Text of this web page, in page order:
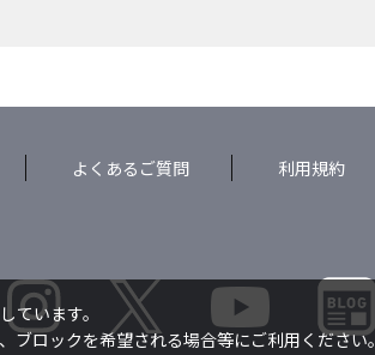
よくあるご質問 利用規約
ています。
ロックを希望される場合等にご利用ください。